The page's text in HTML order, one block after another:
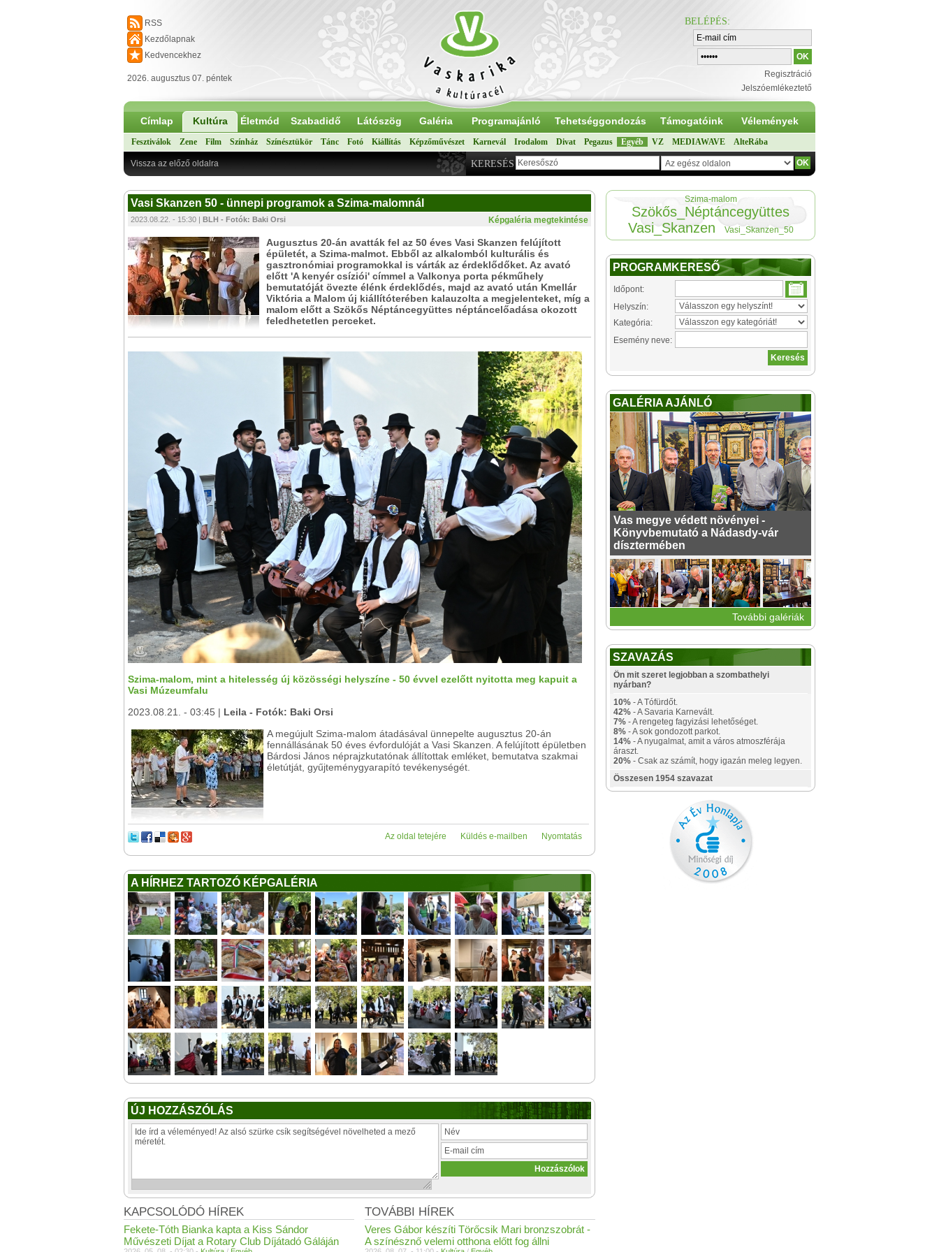
RSS
Kezdőlapnak
Kedvencekhez
2026. augusztus 07. péntek
BELÉPÉS:
Regisztráció
Jelszóemlékeztető
Címlap Kultúra Életmód Szabadidő Látószög Galéria Programajánló Tehetséggondozás Támogatóink Vélemények
Fesztiválok Zene Film Színház Színésztükör Tánc Fotó Kiállítás Képzőművészet Karnevál Irodalom Divat Pegazus Egyéb VZ MEDIAWAVE AlteRába
KERESÉS
Vissza az előző oldalra
Vasi Skanzen 50 - ünnepi programok a Szima-malomnál
Képgaléria megtekintése
2023.08.22. - 15:30 | BLH - Fotók: Baki Orsi
Augusztus 20-án avatták fel az 50 éves Vasi Skanzen felújított
épületét, a Szima-malmot. Ebből az alkalomból kulturális és
gasztronómiai programokkal is várták az érdeklődőket. Az avató
előtt 'A kenyér csíziói' címmel a Valkonya porta pékműhely
bemutatóját övezte élénk érdeklődés, majd az avató után Kmellár
Viktória a Malom új kiállítóterében kalauzolta a megjelenteket, míg a
malom előtt a Szökős Néptáncegyüttes néptáncelőadása okozott
feledhetetlen perceket.
Szima-malom, mint a hitelesség új közösségi helyszíne - 50 évvel ezelőtt nyitotta meg kapuit a
Vasi Múzeumfalu
2023.08.21. - 03:45 | Leila - Fotók: Baki Orsi
A megújult Szima-malom átadásával ünnepelte augusztus 20-án
fennállásának 50 éves évfordulóját a Vasi Skanzen. A felújított épületben
Bárdosi János néprajzkutatónak állítottak emléket, bemutatva szakmai
életútját, gyűjteménygyarapító tevékenységét.
Nyomtatás
Küldés e-mailben
Az oldal tetejére
A HÍRHEZ TARTOZÓ KÉPGALÉRIA
ÚJ HOZZÁSZÓLÁS
TOVÁBBI HÍREK
Veres Gábor készíti Törőcsik Mari bronzszobrát -
A színésznő velemi otthona előtt fog állni
KAPCSOLÓDÓ HÍREK
Fekete-Tóth Bianka kapta a Kiss Sándor
Művészeti Díjat a Rotary Club Díjátadó Gáláján
Szima-malom
Szökős_Néptáncegyüttes
Vasi_Skanzen
Vasi_Skanzen_50
PROGRAMKERESŐ
Időpont:
Helyszín:
Kategória:
Esemény neve:
GALÉRIA AJÁNLÓ
Vas megye védett növényei -
Könyvbemutató a Nádasdy-vár
dísztermében
További galériák
SZAVAZÁS
Ön mit szeret legjobban a szombathelyi
nyárban?
10% - A Tófürdőt.
42% - A Savaria Karnevált.
7% - A rengeteg fagyizási lehetőséget.
8% - A sok gondozott parkot.
14% - A nyugalmat, amit a város atmoszférája
áraszt.
20% - Csak az számít, hogy igazán meleg legyen.
Összesen 1954 szavazat